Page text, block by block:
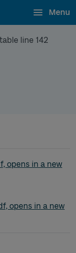
Menu
line 142
Torslanda
opens in a new
Torslanda
opens in a new